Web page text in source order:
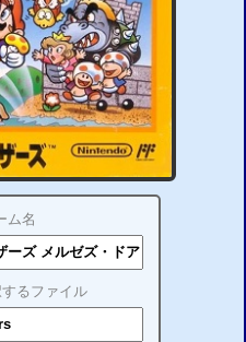
ム名
るファイル